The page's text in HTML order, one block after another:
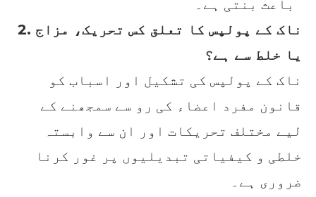
2. ناک کے پولپس کا تعلق کس تحریک، مزاج
یا خلط سے ہے؟
ناک کے پولپس کی تشکیل اور اسباب کو
قانون مفرد اعضاء کی رو سے سمجھنے کے
لیے مختلف تحریکات اور ان سے وابستہ
خلطی و کیفیاتی تبدیلیوں پر غور کرنا
ضروری ہے۔